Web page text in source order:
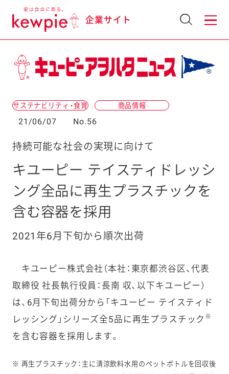
企業サイト
サステナビリティ・食育 商品情報
21/06/07 No.56
持続可能な社会の実現に向けて
キユーピー テイスティドレッシ
ング全品に再生プラスチックを
含む容器を採用
2021年6月下旬から順次出荷
キユーピー株式会社（本社：東京都渋谷区、代表
取締役 社長執行役員：長南 収、以下キユーピー）
は、6月下旬出荷分から「キユーピー テイスティド
レッシング」シリーズ全5品に再生プラスチック ※
を含む容器を採用します。
※ 再生プラスチック：主に清涼飲料水用のペットボトルを回収後